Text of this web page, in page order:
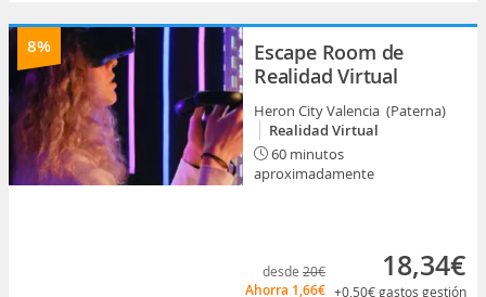
8%
Escape Room de
Realidad Virtual
Heron City Valencia (Paterna)
Realidad Virtual
60 minutos
aproximadamente
desde 20€
Ahorra 1,66€
18,34€
+0,50€gastos gestión